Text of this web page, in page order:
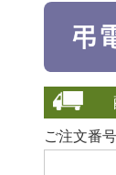
ご注文番